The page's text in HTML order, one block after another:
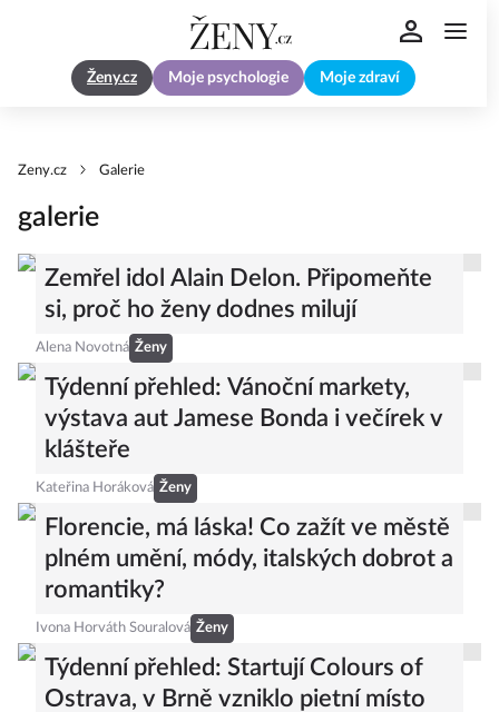
Ženy.cz Moje psychologie Moje zdraví
Zeny.cz Galerie
galerie
Zemřel idol Alain Delon. Připomeňte
si, proč ho ženy dodnes milují
Alena Novotná Ženy
Týdenní přehled: Vánoční markety,
výstava aut Jamese Bonda i večírek v
klášteře
Kateřina Horáková Ženy
Florencie, má láska! Co zažít ve městě
plném umění, módy, italských dobrot a
romantiky?
Ivona Horváth Souralová Ženy
Týdenní přehled: Startují Colours of
Ostrava, v Brně vzniklo pietní místo